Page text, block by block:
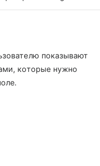
показывают
которые нужно